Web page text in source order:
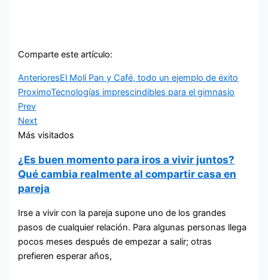
Comparte este artículo:
AnterioresEl Molí Pan y Café, todo un ejemplo de éxito
ProximoTecnologías imprescindibles para el gimnasio
Prev
Next
Más visitados
¿Es buen momento para iros a vivir juntos?
Qué cambia realmente al compartir casa en
pareja
Irse a vivir con la pareja supone uno de los grandes
pasos de cualquier relación. Para algunas personas llega
pocos meses después de empezar a salir; otras
prefieren esperar años,